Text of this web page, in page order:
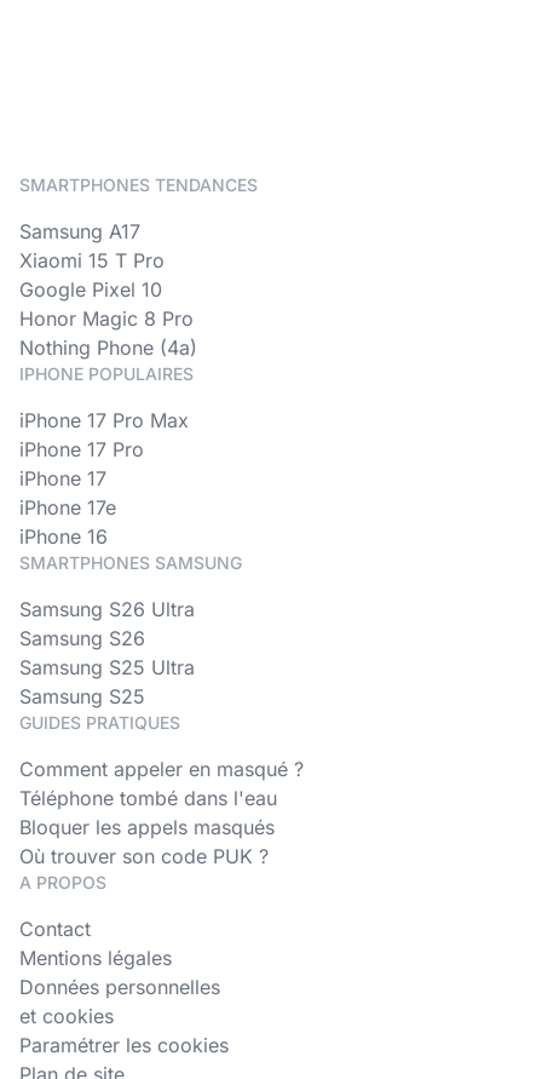
SMARTPHONES TENDANCES
Samsung A17
Xiaomi 15 T Pro
Google Pixel 10
Honor Magic 8 Pro
Nothing Phone (4a)
IPHONE POPULAIRES
iPhone 17 Pro Max
iPhone 17 Pro
iPhone 17
iPhone 17e
iPhone 16
SMARTPHONES SAMSUNG
Samsung S26 Ultra
Samsung S26
Samsung S25 Ultra
Samsung S25
GUIDES PRATIQUES
Comment appeler en masqué ?
Téléphone tombé dans l'eau
Bloquer les appels masqués
Où trouver son code PUK ?
A PROPOS
Contact
Mentions légales
Données personnelles
et cookies
Paramétrer les cookies
Plan de site